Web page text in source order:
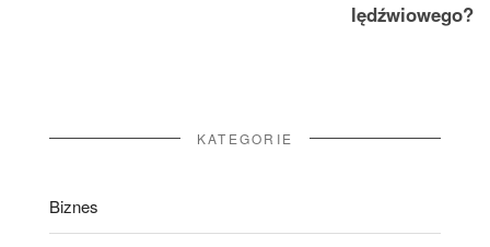
lędźwiowego?
KATEGORIE
Biznes